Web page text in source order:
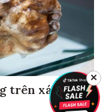
trên xác ướp
✕